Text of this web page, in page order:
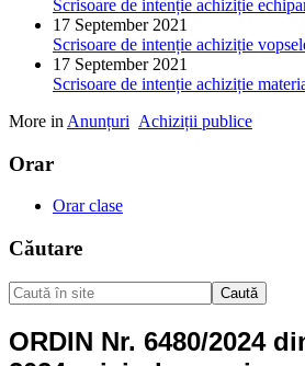
Scrisoare de intenție achiziție
17 September 2021
Scrisoare de intenție achiziție
17 September 2021
Scrisoare de intenție achiziție
More in Anunțuri Achiziții publice
Orar
Orar clase
Căutare
Caută
ORDIN Nr. 6480/2024